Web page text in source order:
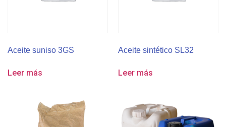
Aceite suniso 3GS
Leer más
Aceite sintético SL32
Leer más